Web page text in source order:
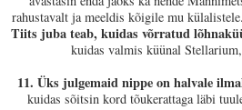
rahustavalt ja meeldis kõigile mu
Tiits juba teab, kuidas võrratud
kuidas valmis küünal
11. Üks julgemaid nippe on halvale
kuidas sõitsin kord tõukerattaga läbi